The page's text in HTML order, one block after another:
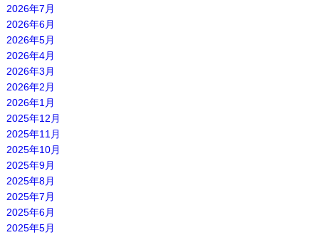
2026年7月
2026年6月
2026年5月
2026年4月
2026年3月
2026年2月
2026年1月
2025年12月
2025年11月
2025年10月
2025年9月
2025年8月
2025年7月
2025年6月
2025年5月